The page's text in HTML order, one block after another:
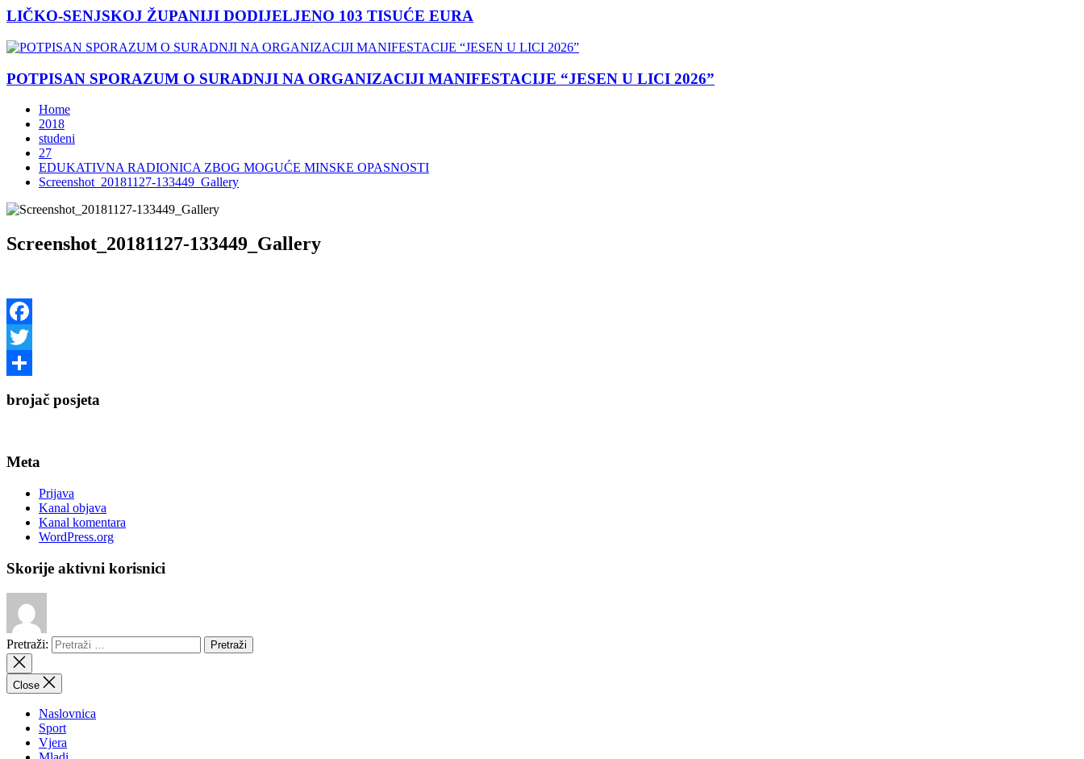
LIČKO-SENJSKOJ ŽUPANIJI DODIJELJENO 103 TISUĆE EURA
POTPISAN SPORAZUM O SURADNJI NA ORGANIZACIJI MANIFESTACIJE “JESEN U LICI 2026”
Home
2018
studeni
27
EDUKATIVNA RADIONICA ZBOG MOGUĆE MINSKE OPASNOSTI
Screenshot_20181127-133449_Gallery
Screenshot_20181127-133449_Gallery
Facebook
Twitter
brojač posjeta
Meta
Prijava
Kanal objava
Kanal komentara
WordPress.org
Skorije aktivni korisnici
Pretraži:
Close
Naslovnica
Sport
Vjera